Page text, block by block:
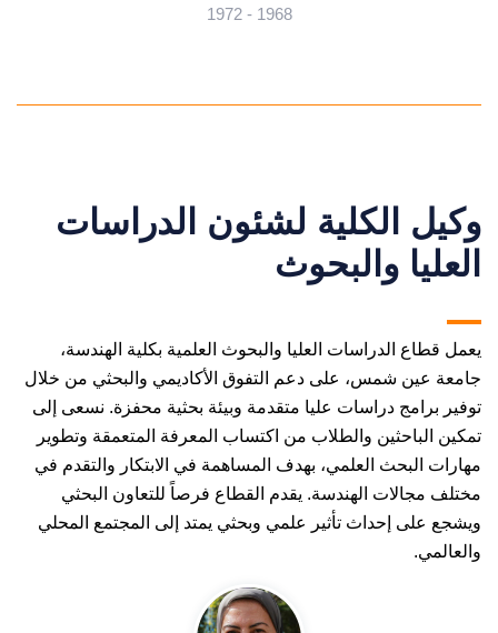
1968 - 1972
وكيل الكلية لشئون الدراسات
العليا والبحوث
يعمل قطاع الدراسات العليا والبحوث العلمية بكلية الهندسة،
جامعة عين شمس، على دعم التفوق الأكاديمي والبحثي من خلال
توفير برامج دراسات عليا متقدمة وبيئة بحثية محفزة. نسعى إلى
تمكين الباحثين والطلاب من اكتساب المعرفة المتعمقة وتطوير
مهارات البحث العلمي، بهدف المساهمة في الابتكار والتقدم في
مختلف مجالات الهندسة. يقدم القطاع فرصاً للتعاون البحثي
ويشجع على إحداث تأثير علمي وبحثي يمتد إلى المجتمع المحلي
والعالمي.